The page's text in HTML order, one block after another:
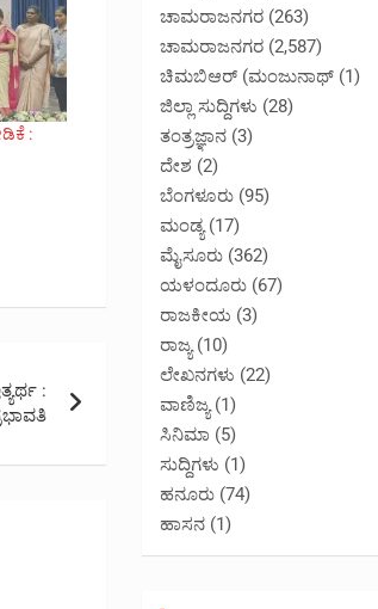
:
:
ಚಾಮರಾಜನಗರ (263)
ಚಾಮರಾಜನಗರ (2,587)
ಚಿಮಬಿಆರ್ (ಮಂಜುನಾಥ್ (1)
ಜಿಲ್ಲಾ ಸುದ್ದಿಗಳು (28)
ತಂತ್ರಜ್ಞಾನ (3)
ದೇಶ (2)
ಬೆಂಗಳೂರು (95)
ಮಂಡ್ಯ(17)
ಮೈಸೂರು (362)
ಯಳಂದೂರು (67)
ರಾಜಕೀಯ (3)
ರಾಜ್ಯ(10)
ಲೇಖನಗಳು (22)
ವಾಣಿಜ್ಯ(1)
ಸಿನಿಮಾ (5)
ಸುದ್ದಿಗಳು (1)
ಹನೂರು (74)
ಹಾಸನ (1)